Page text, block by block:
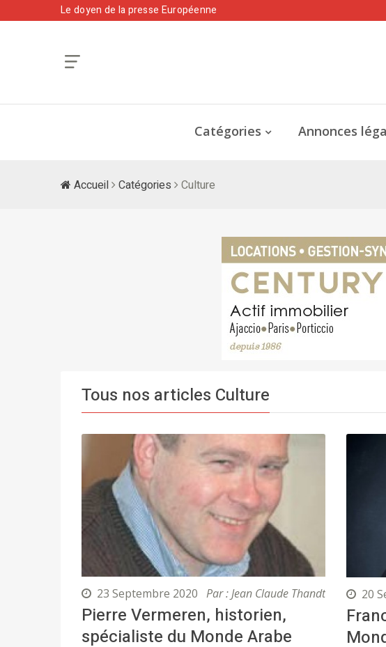
Le doyen de la presse Européenne
Catégories Annonces
Accueil Catégories Culture
Tous nos articles Culture
23 Septembre 2020 Par : Jean Claude Thandt
Pierre Vermeren, historien,
spécialiste du Monde Arabe
20